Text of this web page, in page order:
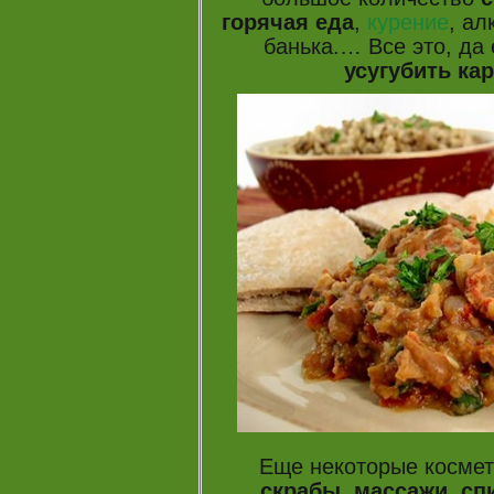
горячая еда, курение,
банька.… Все это, да
усугубить
Еще некоторые